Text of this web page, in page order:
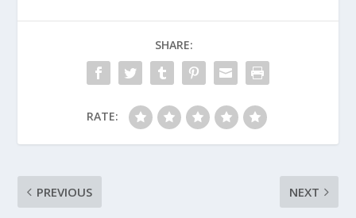
SHARE:
RATE:
PREVIOUS NEXT